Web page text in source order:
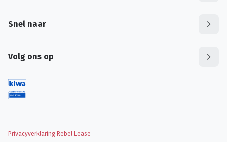
Snel naar
Volg ons op
Privacyverklaring Rebel Lease